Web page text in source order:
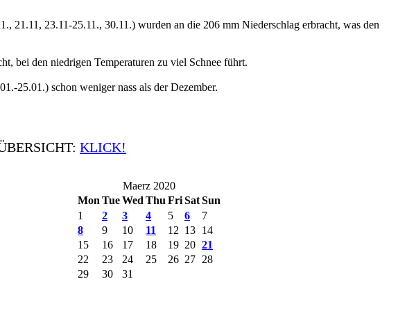
21.11, 23.11-25.11., 30.11.) wurden an die 206 mm Niederschlag erbracht, was den
bei den niedrigen Temperaturen zu viel Schnee führt.
25.01.) schon weniger nass als der Dezember.
KLICK!
Maerz 2020
Mon TueWed Thu FriSatSun
1
2 3 4 5 6
7
8
9 10 11 12 13 14
15
16 17 18 19 20 21
22
23 24 25 26 27 28
29
30 31